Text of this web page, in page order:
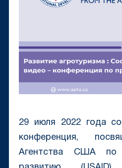
29 июля 2022 года
конференция,
Агентства США по